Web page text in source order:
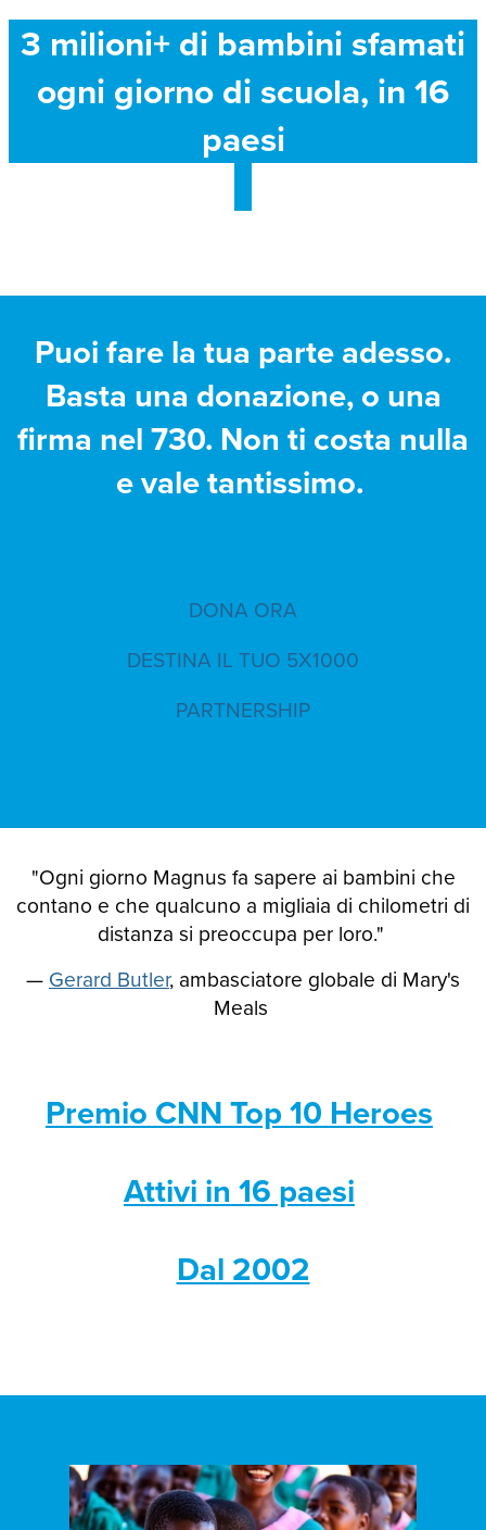
3 milioni+ di bambini sfamati
ogni giorno di scuola, in 16
paesi
Puoi fare la tua parte adesso.
Basta una donazione, o una
firma nel 730. Non ti costa nulla
e vale tantissimo.
DONA ORA
DESTINA IL TUO 5X1000
PARTNERSHIP
"Ogni giorno Magnus fa sapere ai bambini che
contano e che qualcuno a migliaia di chilometri di
distanza si preoccupa per loro."
— Gerard Butler, ambasciatore globale di Mary's
Meals
Premio CNN Top 10 Heroes
Attivi in 16 paesi
Dal 2002